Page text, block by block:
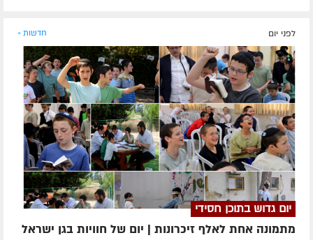
לפני יום חדשות »
יום גדוש בתוכן חסידי
מתמונה אחת לאלף זיכרונות | יום של חוויות בגן ישראל